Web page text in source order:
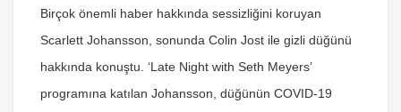
Birçok önemli haber hakkında sessizliğini koruyan
Scarlett Johansson, sonunda Colin Jost ile gizli düğünü
hakkında konuştu. ‘Late Night with Seth Meyers’
programına katılan Johansson, düğünün COVID-19